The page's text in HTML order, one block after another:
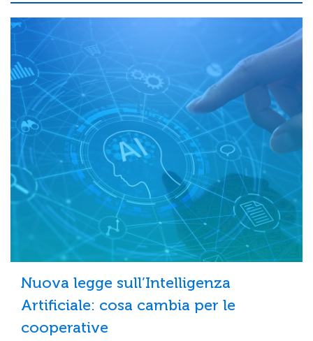
Nuova legge sull’Intelligenza
Artificiale: cosa cambia per le
cooperative